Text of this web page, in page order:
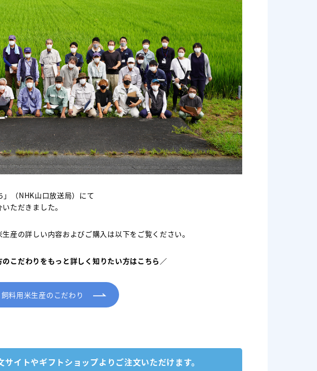
（NHK山口放送局）にて
ただきました。
産の詳しい内容およびご購入は以下をご覧ください。
こだわりをもっと詳しく知りたい方はこちら／
飼料用米生産のこだわり
サイトやギフトショップよりご注文いただけます。